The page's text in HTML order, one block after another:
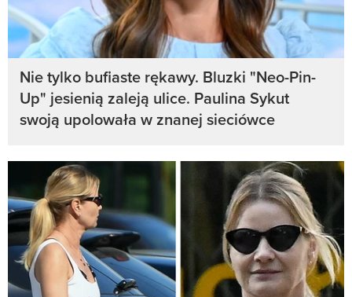
Nie tylko bufiaste rękawy. Bluzki "Neo-Pin-
Up" jesienią zaleją ulice. Paulina Sykut
swoją upolowała w znanej sieciówce